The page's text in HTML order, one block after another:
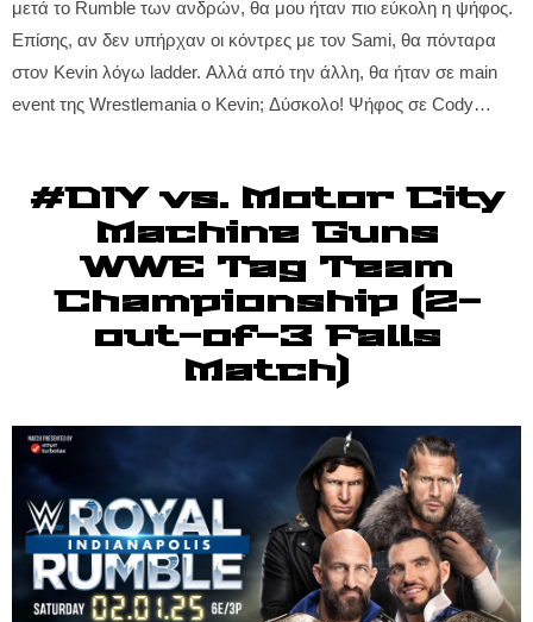
μετά το Rumble των ανδρών, θα μου ήταν πιο εύκολη η ψήφος.
Επίσης, αν δεν υπήρχαν οι κόντρες με τον Sami, θα πόνταρα
στον Kevin λόγω ladder. Αλλά από την άλλη, θα ήταν σε main
event της Wrestlemania ο Kevin; Δύσκολο! Ψήφος σε Cody…
#DIY vs. Motor City
Machine Guns
WWE Tag Team
Championship (2-
out-of-3 Falls
Match)